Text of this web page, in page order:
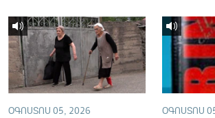
«Ազատության» բոլոր կայքերը
ՕԳՈՍՏՈՍ 05, 2026 ՕԳՈՍՏՈՍ